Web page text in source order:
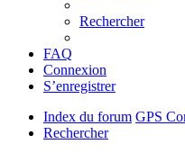
Rechercher
FAQ
Connexion
S’enregistrer
Index du forum GPS
Rechercher